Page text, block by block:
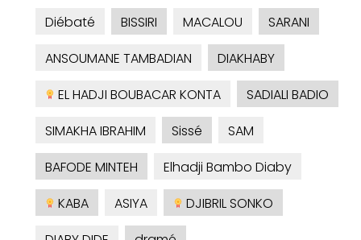
Diébaté
BISSIRI MACALOU
SARANI
ANSOUMANE TAMBADIAN
DIAKHABY
EL HADJI BOUBACAR KONTA
SADIALI BADIO
SIMAKHA IBRAHIM
Sissé
SAM
BAFODE MINTEH
Elhadji Bambo Diaby
KABA
ASIYA
DJIBRIL SONKO